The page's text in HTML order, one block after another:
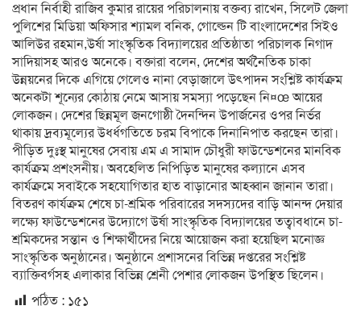
প্রধান নির্বাহী রাজিব কুমার রায়ের পরিচালনায় বক্তব্য রাখেন, সিলেট জেলা
পুলিশের মিডিয়া অফিসার শ্যামল বনিক, গোল্ডেন টি বাংলাদেশের সিইও
আলিউর রহমান,উর্ষা সাংস্কৃতিক বিদ্যালয়ের প্রতিষ্ঠাতা পরিচালক নিগাদ
সাদিয়াসহ আরও অনেকে। বক্তারা বলেন, দেশের অর্থনৈতিক চাকা
উন্নয়নের দিকে এগিয়ে গেলেও নানা বেড়াজালে উৎপাদন সংশ্লিষ্ট কার্যক্রম
অনেকটা শূন্যের কোঠায় নেমে আসায় সমস্যা পড়েছেন নি¤œ আয়ের
লোকজন। দেশের ছিন্নমূল জনগোষ্ঠী দৈনন্দিন উপার্জনের ওপর নির্ভর
থাকায় দ্রব্যমূল্যের উর্ধ্ধগতিতে চরম বিপাকে দিনানিপাত করছেন তারা।
পীড়িত দুঃস্থ মানুষের সেবায় এম এ সামাদ চৌধুরী ফাউন্ডেশনের মানবিক
কার্যক্রম প্রশংসনীয়। অবহেলিত নিপিড়িত মানুষের কল্যানে এসব
কার্যক্রমে সবাইকে সহযোগিতার হাত বাড়ানোর আহব্বান জানান তারা।
বিতরণ কার্যক্রম শেষে চা-শ্রমিক পরিবারের সদস্যদের বাড়ি আনন্দ দেয়ার
লক্ষ্যে ফাউন্ডেশনের উদ্যোগে উর্ষা সাংস্কৃতিক বিদ্যালয়ের তত্বাবধানে চা-
শ্রমিকদের সন্তান ও শিক্ষার্থীদের নিয়ে আয়োজন করা হয়েছিল মনোজ্ঞ
সাংস্কৃতিক অনুষ্ঠানের। অনুষ্ঠানে প্রশাসনের বিভিন্ন দপ্তরের সংশ্লিষ্ট
ব্যাক্তিবর্গসহ এলাকার বিভিন্ন শ্রেনী পেশার লোকজন উপস্থিত ছিলেন।
পঠিত : ১৫১